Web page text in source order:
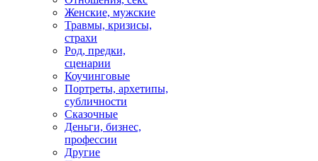
Женские, мужские
Травмы, кризисы,
страхи
Род, предки,
сценарии
Коучинговые
Портреты, архетипы,
субличности
Сказочные
Деньги, бизнес,
профессии
Другие